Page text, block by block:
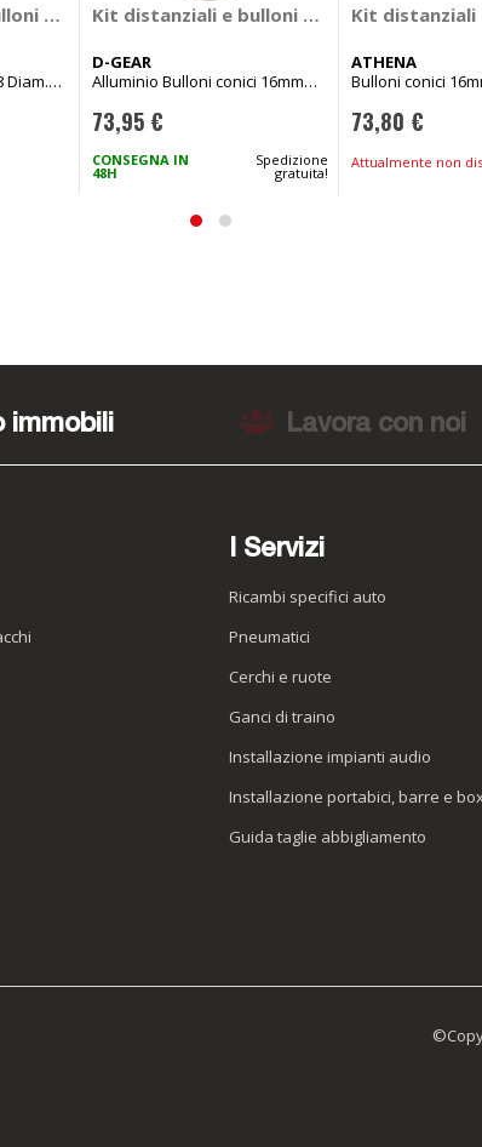
- D-GEAR Dacia Duster, Renault Megane,
O-P0510C7 - ATHENA
Diam.
Kit distanziali e bulloni RX complete set -
D-GEAR
Alluminio Bulloni conici 16mm
altri 9 veicoli
73,95 €
CONSEGNA IN
48H
Spedizione
gratuita!
Kit distanziali
ATHENA
Bulloni conici
73,80 €
Attualmente non
immobili Lavora con noi
I Servizi
Ricambi specifici auto
Pneumatici
Cerchi e ruote
Ganci di traino
Installazione impianti audio
Installazione portabici, barre e box
Guida taglie abbigliamento